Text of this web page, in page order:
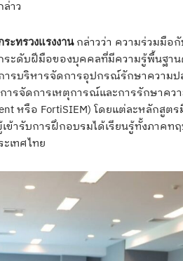
าว
ะทรวงแรงงานกล่าวว่า ความร่วมมือกั
ะดับฝีมือของบุคคลที่มีความรู้พื้นฐา
รบริหารจัดการอุปกรณ์รักษาความ
การจัดการเหตุการณ์และการรักษาค
หรือ FortiSIEM) โดยแต่ละหลักสูตร
ข้ารับการฝึกอบรมได้เรียนรู้ทั้งภาค
เทศไทย